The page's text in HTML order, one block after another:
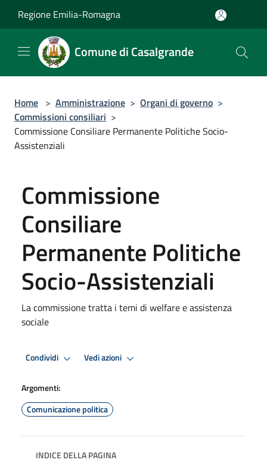
Regione Emilia-Romagna
Comune di Casalgrande
Home > Amministrazione > Organi di governo >
Commissioni consiliari >
Commissione Consiliare Permanente Politiche Socio-
Assistenziali
Commissione
Consiliare
Permanente Politiche
Socio-Assistenziali
La commissione tratta i temi di welfare e assistenza
sociale
Condividi Vedi azioni
Argomenti:
Comunicazione politica
INDICE DELLA PAGINA